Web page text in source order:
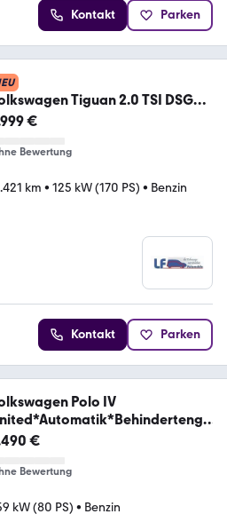
Kontakt Parken
Tiguan 2.0 TSI DSG
Freestyle SHZ/LM
€
Bewertung
km • 125 kW (170 PS) • Benzin
Kontakt Parken
Polo IV
€
Bewertung
kW (80 PS) • Benzin